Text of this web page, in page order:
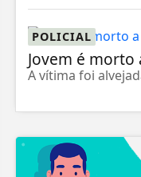
POLICIAL
Jovem é morto
A vítima foi